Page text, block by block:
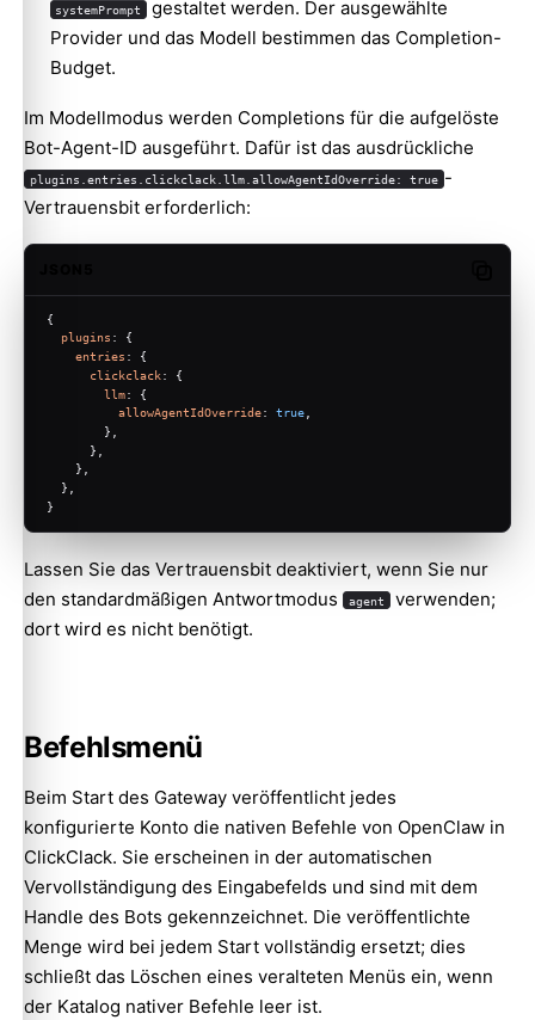
systemPrompt
gestaltet werden. Der ausgewählte
Provider und das Modell bestimmen das Completion-
Budget.
Im Modellmodus werden Completions für die aufgelöste
Bot-Agent-ID ausgeführt. Dafür ist das ausdrückliche
plugins.entries.clickclack.llm.allowAgentIdOverride: true -
Vertrauensbit erforderlich:
{
plugins : {
entries : {
clickclack: {
llm: {
allowAgentIdOverride: true
        },
      },
    },
  },
}
Lassen Sie das Vertrauensbit deaktiviert, wenn Sie nur
den standardmäßigen Antwortmodus
agent verwenden;
dort wird es nicht benötigt.
Befehlsmenü
Beim Start des Gateway veröffentlicht jedes
konfigurierte Konto die nativen Befehle von OpenClaw in
ClickClack. Sie erscheinen in der automatischen
Vervollständigung des Eingabefelds und sind mit dem
Handle des Bots gekennzeichnet. Die veröffentlichte
Menge wird bei jedem Start vollständig ersetzt; dies
schließt das Löschen eines veralteten Menüs ein, wenn
der Katalog nativer Befehle leer ist.